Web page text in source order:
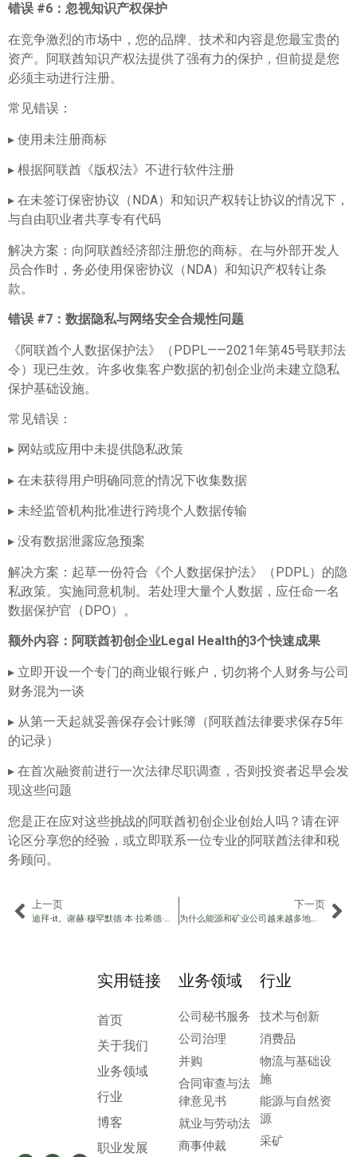
错误 #6 ：忽视知识产权保护
在竞争激烈的市场中，您的品牌、技术和内容是您最宝贵的
资产。阿联酋知识产权法提供了强有力的保护，但前提是您
必须主动进行注册。
常见错误：
▸ 使用未注册商标
▸ 根据阿联酋《版权法》不进行软件注册
▸ 在未签订保密协议（NDA）和知识产权转让协议的情况下，
与自由职业者共享专有代码
解决方案：向阿联酋经济部注册您的商标。在与外部开发人
员合作时，务必使用保密协议（NDA）和知识产权转让条
款。
错误 #7 ：数据隐私与网络安全合规性问题
《阿联酋个人数据保护法》（PDPL——2021年第45号联邦法
令）现已生效。许多收集客户数据的初创企业尚未建立隐私
保护基础设施。
常见错误：
▸ 网站或应用中未提供隐私政策
▸ 在未获得用户明确同意的情况下收集数据
▸ 未经监管机构批准进行跨境个人数据传输
▸ 没有数据泄露应急预案
解决方案：起草一份符合《个人数据保护法》（PDPL）的隐
私政策。实施同意机制。若处理大量个人数据，应任命一名
数据保护官（DPO）。
额外内容 ：阿联酋初创企业Legal Health的3个快速成果
▸ 立即开设一个专门的商业银行账户，切勿将个人财务与公司
财务混为一谈
▸ 从第一天起就妥善保存会计账簿（阿联酋法律要求保存5年
的记录）
▸ 在首次融资前进行一次法律尽职调查，否则投资者迟早会发
现这些问题
您是正在应对这些挑战的阿联酋初创企业创始人吗？请在评
论区分享您的经验，或立即联系一位专业的阿联酋法律和税
务顾问。
上一页
迪拜-it。谢赫·穆罕默德·本·拉希德·阿勒马克图姆殿下刚刚将一座城市变成了一个动词。这可能会改变你的工作方式。
下一页
为什么能源和矿业公司越来越多地通过阿联酋开展交易？
实用链接
首页
关于我们
业务领域
行业
博客
职业发展
业务领域
公司秘书服务
公司治理
并购
合同审查与法
律意见书
就业与劳动法
商事仲裁
行业
技术与创新
消费品
物流与基础设
施
能源与自然资
源
采矿